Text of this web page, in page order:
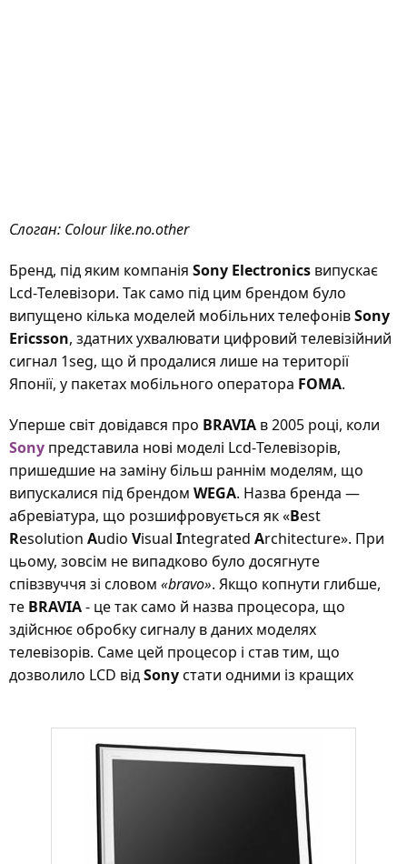
Слоган: Colour like.no.other
Бренд, під яким компанія Sony Electronics випускає
Lcd-Телевізори. Так само під цим брендом було
випущено кілька моделей мобільних телефонівSony
Ericsson, здатних ухвалювати цифровий телевізійний
сигнал 1seg, що й продалися лише на території
Японії, у пакетах мобільного оператора FOMA.
Уперше світ довідався про BRAVIA в 2005 році, коли
Sony представила нові моделі Lcd-Телевізорів,
пришедшие на заміну більш раннім моделям, що
випускалися під брендом WEGA. Назва бренда —
абревіатура, що розшифровується як «Best
Resolution Audio Visual Integrated Architecture». При
цьому, зовсім не випадково було досягнуте
співзвуччя зі словом «bravo». Якщо копнути глибше,
те BRAVIA- це так само й назва процесора, що
здійснює обробку сигналу в даних моделях
телевізорів. Саме цей процесор і став тим, що
дозволило LCD відSonyстати одними із кращих